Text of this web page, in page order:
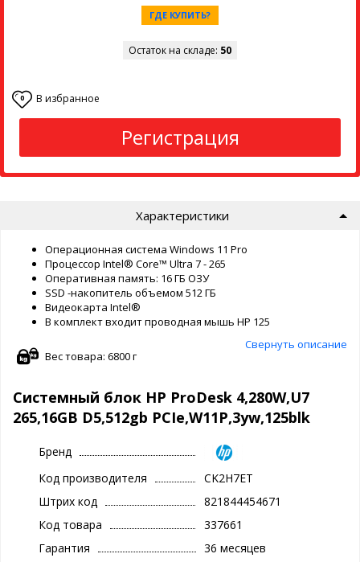
ГДЕ КУПИТЬ?
Остаток на складе: 50
0 В избранное
Регистрация
Характеристики
Операционная система Windows 11 Pro
Процессор Intel® Core™ Ultra 7 - 265
Оперативная память: 16 ГБ ОЗУ
SSD -накопитель объемом 512 ГБ
Видеокарта Intel®
В комплект входит проводная мышь HP 125
Свернуть описание
Вес товара: 6800 г
Системный блок HP ProDesk 4,280W,U7
265,16GB D5,512gb PCIe,W11P,3yw,125blk
Бренд
Код производителя
CK2H7ET
Штрих код
821844454671
Код товара
337661
Гарантия
36 месяцев